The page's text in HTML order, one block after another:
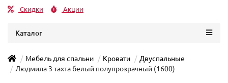
Скидки Акции
Каталог
Мебель для спальни Кровати
Двуспальные
Людмила 3 тахта белый полупрозрачный (1600)